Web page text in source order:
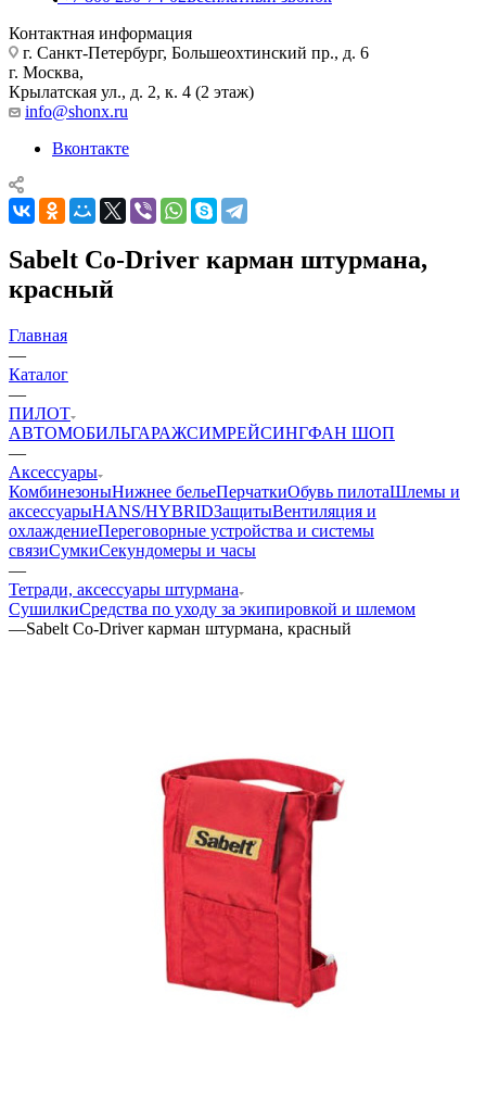
Контактная информация
г. Санкт-Петербург, Большеохтинский пр., д. 6
г. Москва,
Крылатская ул., д. 2, к. 4 (2 этаж)
info@shonx.ru
Вконтакте
Sabelt Co-Driver карман штурмана,
красный
Главная
—
Каталог
—
ПИЛОТ
АВТОМОБИЛЬГАРАЖСИМРЕЙСИНГФАН ШОП
—
Аксессуары
КомбинезоныНижнее бельеПерчаткиОбувь пилотаШлемы и
аксессуарыHANS/HYBRIDЗащитыВентиляция и
охлаждениеПереговорные устройства и системы
связиСумкиСекундомеры и часы
—
Тетради, аксессуары штурмана
СушилкиСредства по уходу за экипировкой и шлемом
—Sabelt Co-Driver карман штурмана, красный